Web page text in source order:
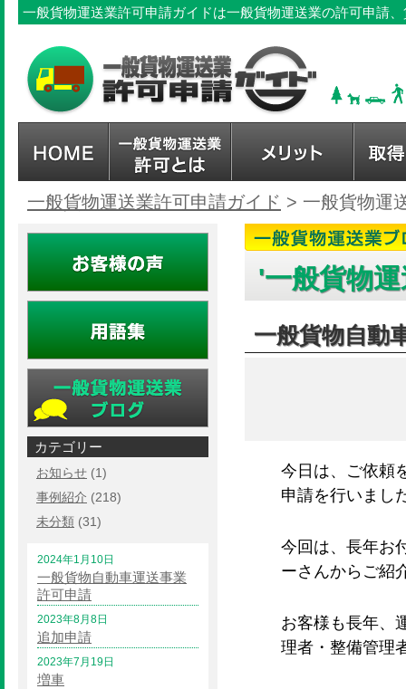
一般貨物運送業許可申請ガイドは一般貨物運送業の許可申請
一般貨物運送業許可申請ガイド > 一般貨物運
'一般貨物
一般貨物自動
今日は、ご依頼
申請を行いまし
今回は、長年お
ーさんからご紹
お客様も長年、
理者・整備管理
カテゴリー
お知らせ (1)
事例紹介 (218)
未分類 (31)
2024年1月10日
一般貨物自動車運送事業
許可申請
2023年8月8日
追加申請
2023年7月19日
増車